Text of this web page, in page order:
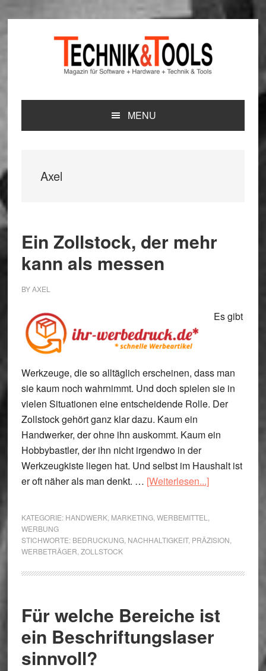
Hauptnavigation
Inhalt
Seitenspalte
MENU
Axel
Ein Zollstock, der mehr
kann als messen
BYAXEL
Es gibt
Werkzeuge, die so alltäglich erscheinen, dass man
sie kaum noch wahrnimmt. Und doch spielen sie in
vielen Situationen eine entscheidende Rolle. Der
Zollstock gehört ganz klar dazu. Kaum ein
Handwerker, der ohne ihn auskommt. Kaum ein
Hobbybastler, der ihn nicht irgendwo in der
Werkzeugkiste liegen hat. Und selbst im Haushalt ist
er oft näher als man denkt. … [Weiterlesen...]ÜberEin
kann
messen
KATEGORIE: HANDWERK, MARKETING, WERBEMITTEL
WERBUNG
STICHWORTE: BEDRUCKUNG, NACHHALTIGKEIT, PRÄZISION
WERBETRÄGER ZOLLSTOCK
Für welche Bereiche ist
ein Beschriftungslaser
sinnvoll?